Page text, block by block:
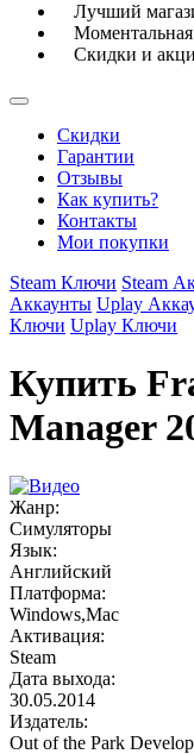
Лучший
Моментальная
Скидки и
Скидки
Гарантии
Отзывы
Как купить?
Контакты
Мои покупки
Steam Ключи Steam
Аккаунты Uplay
Ключи Uplay Ключи
Купить
Manager
Жанр:
Симуляторы
Язык:
Английский
Платформа:
Windows,Mac
Активация:
Steam
Дата выхода:
30.05.2014
Издатель:
Out of the Park